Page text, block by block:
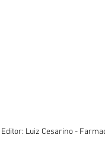
Editor: Luiz Cesarino -